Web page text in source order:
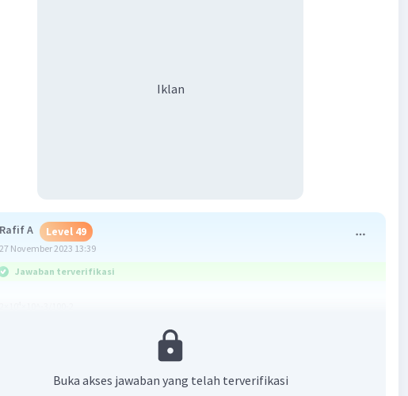
Iklan
Rafif A Level 49
27 November 2023 13:39
Jawaban terverifikasi
Buka akses jawaban yang telah terverifikasi